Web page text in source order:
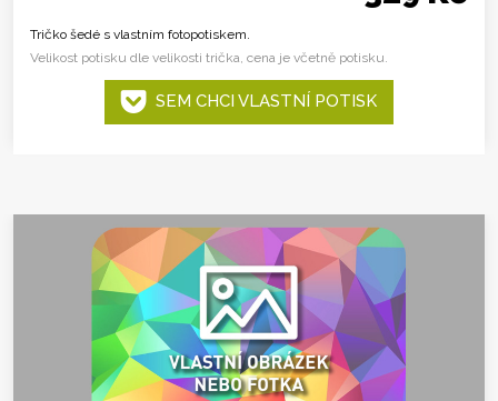
Tričko šedé s vlastním fotopotiskem.
Velikost potisku dle velikosti trička, cena je včetně potisku.
SEM CHCI VLASTNÍ POTISK